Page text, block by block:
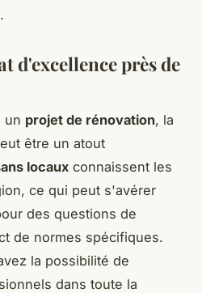
.
d'excellence près de
un projet de rénovation, la
être un atout
locaux connaissent les
ce qui peut s'avérer
des questions de
de normes spécifiques.
la possibilité de
dans toute la